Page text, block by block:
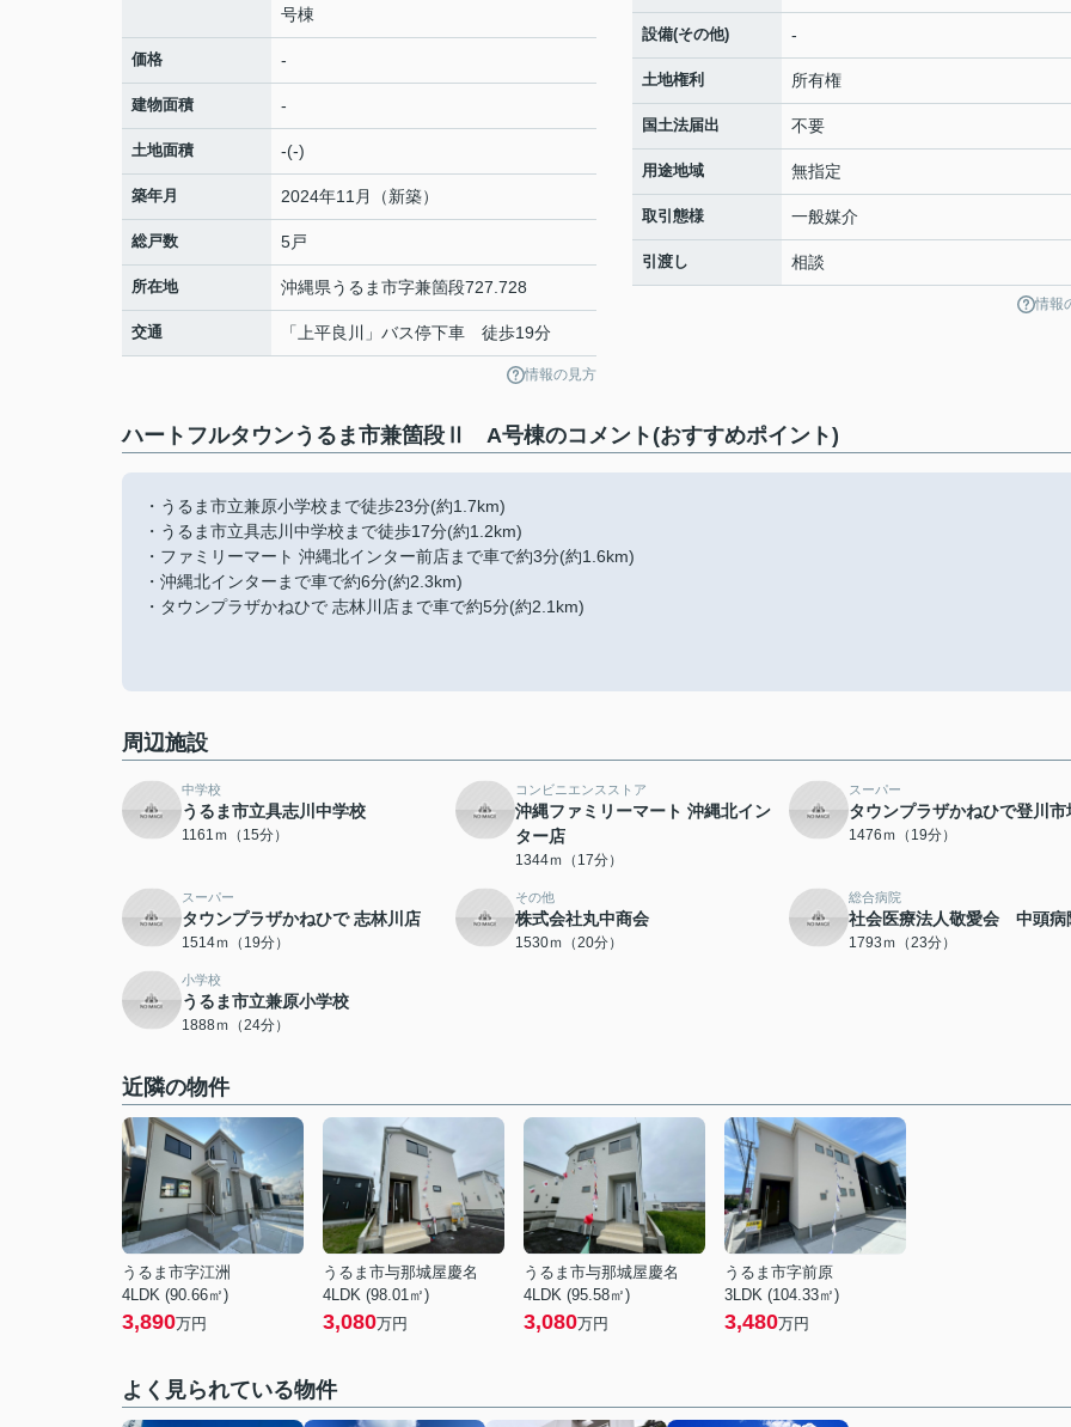
号棟
価格 -
建物面積 -
土地面積 -(-)
築年月 2024年11月（新築）
総戸数 5戸
所在地 沖縄県うるま市字兼箇段727.728
交通 「上平良川」バス停下車 徒歩19分
情報の見方
設備(その他) -
土地権利 所有権
国土法届出 不要
用途地域 無指定
取引態様 一般媒介
引渡し 相談
情報
ハートフルタウンうるま市兼箇段Ⅱ A号棟のコメント(おすすめポイント)
・うるま市立兼原小学校まで徒歩23分(約1.7km)
・うるま市立具志川中学校まで徒歩17分(約1.2km)
・ファミリーマート 沖縄北インター前店まで車で約3分(約1.6km)
・沖縄北インターまで車で約6分(約2.3km)
・タウンプラザかねひで 志林川店まで車で約5分(約2.1km)
周辺施設
中学校
うるま市立具志川中学校
1161ｍ（15分）
コンビニエンスストア
沖縄ファミリーマート 沖縄北イン
ター店
1344ｍ（17分）
スーパー
タウンプラザかねひで登川市
1476ｍ（19分）
スーパー
タウンプラザかねひで 志林川店
1514ｍ（19分）
その他
株式会社丸中商会
1530ｍ（20分）
総合病院
社会医療法人敬愛会 中頭病
1793ｍ（23分）
小学校
うるま市立兼原小学校
1888ｍ（24分）
近隣の物件
うるま市字江洲
4LDK (90.66㎡)
3,890万円
うるま市与那城屋慶名
4LDK (98.01㎡)
3,080万円
うるま市与那城屋慶名
4LDK (95.58㎡)
3,080万円
うるま市字前原
3LDK (104.33㎡)
3,480万円
よく見られている物件